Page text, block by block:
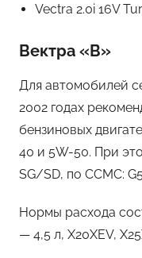
Vectra 2.0i 16V
Вектра «B»
Для автомобилей
2002 годах
бензиновых
40 и 5W-50. При
SG/SD, по CCMC:
Нормы расхода
— 4,5 л, X20XEV,